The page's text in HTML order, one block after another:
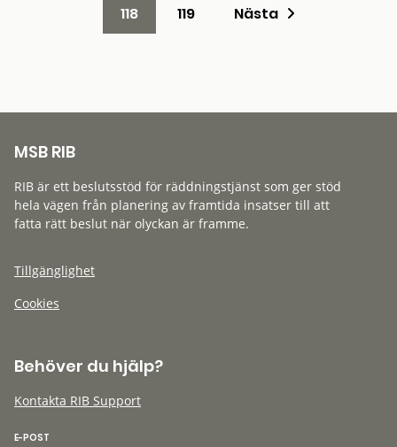
118
119 Nästa
MSB RIB
RIB är ett beslutsstöd för räddningstjänst som ger stöd
hela vägen från planering av framtida insatser till att
fatta rätt beslut när olyckan är framme.
Tillgänglighet
Cookies
Behöver du hjälp?
Kontakta RIB Support
E-POST